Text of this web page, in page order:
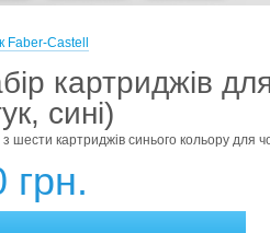
Faber-Castell
картриджів
сині)
з шести картриджів синього кольору
грн.